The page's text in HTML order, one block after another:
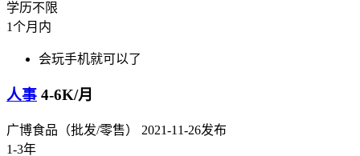
学历不限
1个月内
会玩手机就可以了
人事 4-6K/月
广博食品（批发/零售）
2021-11-26发布
1-3年